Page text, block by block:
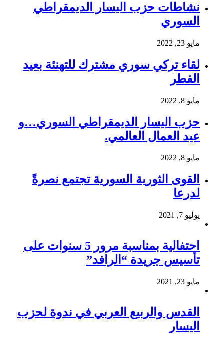
نشاطات حزب اليسار الديمقراطي
السوري
مايو 23, 2022
لقاء تركي سوري مشترك للتهنئة بعيد
الفطر
مايو 8, 2022
حزب اليسار الديمقراطي السوري…و
عيد العمال العالمي.
مايو 8, 2022
القوى الثورية السورية تجتمع نصرةً
لدرعا
يوليو 7, 2021
احتفالية بمناسبة مرور 5 سنوات على
تأسيس جريدة “الرافد”
مايو 23, 2021
القدس والربيع العربي في ندوة لحزب
اليسار